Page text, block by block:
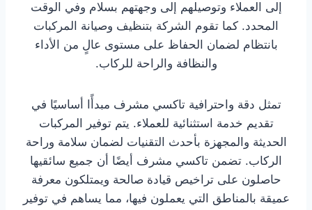
إلى العملاء وتوصيلهم إلى وجهتهم بسلام وفي الوقت
المحدد. كما تقوم الشركة بتنظيف وصيانة المركبات
بانتظام لضمان الحفاظ على مستوى عالٍ من الأداء
والنظافة والراحة للركاب.
تمثل دقة واحترافية تاكسي مشرف مبدأًا أساسيًا في
تقديم خدمة استثنائية للعملاء. يتم توفير المركبات
الحديثة والمجهزة بأحدث التقنيات لضمان سلامة وراحة
الركاب. تضمن تاكسي مشرف أيضًا أن جميع سائقيها
حاصلون على تراخيص قيادة صالحة ويمتلكون معرفة
عميقة بالمناطق التي يعملون فيها، مما يساهم في توفير